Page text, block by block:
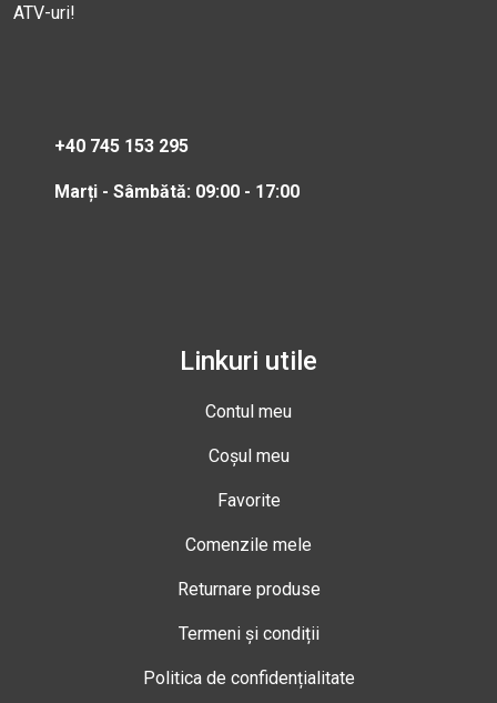
ATV-uri!
+40 745 153 295
Marți - Sâmbătă: 09:00 - 17:00
Linkuri utile
Contul meu
Coșul meu
Favorite
Comenzile mele
Returnare produse
Termeni și condiții
Politica de confidențialitate